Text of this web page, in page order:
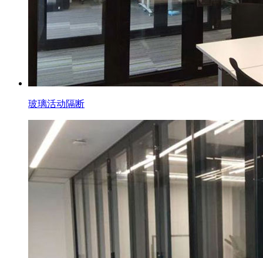
玻璃活动隔断